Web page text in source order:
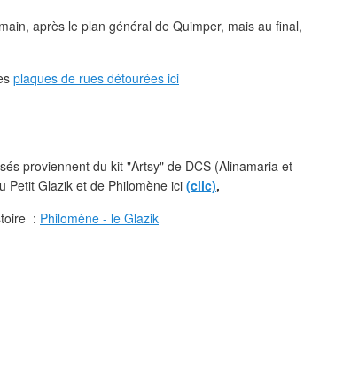
après le plan général de Quimper, mais au final,
plaques de rues détourées ici
proviennent du kit "Artsy" de DCS (Alinamaria et
Petit Glazik et de Philomène ici (clic),
: Philomène - le Glazik